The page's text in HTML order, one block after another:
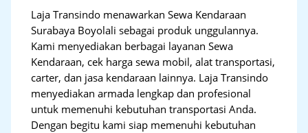
Laja Transindo menawarkan Sewa Kendaraan
Surabaya Boyolali sebagai produk unggulannya.
Kami menyediakan berbagai layanan Sewa
Kendaraan, cek harga sewa mobil, alat transportasi,
carter, dan jasa kendaraan lainnya. Laja Transindo
menyediakan armada lengkap dan profesional
untuk memenuhi kebutuhan transportasi Anda.
Dengan begitu kami siap memenuhi kebutuhan